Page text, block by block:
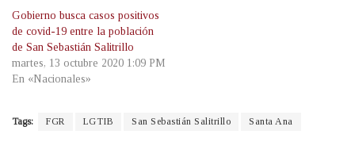
Gobierno busca casos positivos
de covid-19 entre la población
de San Sebastián Salitrillo
martes, 13 octubre 2020 1:09 PM
En «Nacionales»
Tags: FGR LGTIB San Sebastián Salitrillo Santa Ana